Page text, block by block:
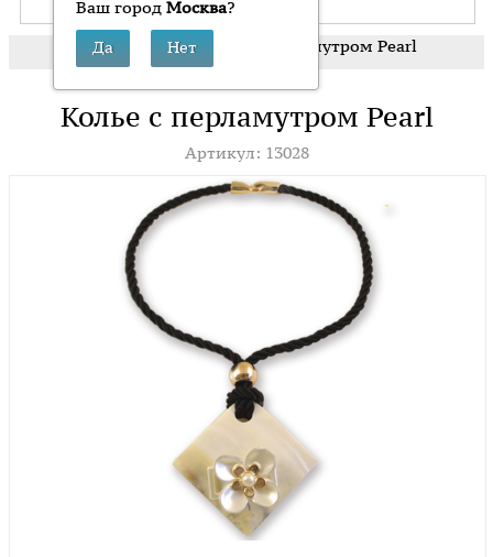
Ваш город Москва?
Главная Колье»Колье с перламутром Pearl
Колье с перламутром Pearl
Артикул: 13028